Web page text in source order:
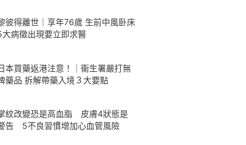
彼得離世｜享年76歲 生前中風卧床
大病徵出現要立即求醫
本買藥返港注意！｜衞生署嚴打無
藥品 拆解帶藥入境３大要點
紋改變恐是高血脂 皮膚4狀態是
告 5不良習慣增加心血管風險